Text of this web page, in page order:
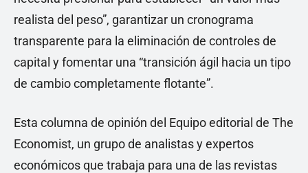
realista del peso”, garantizar un cronograma
transparente para la eliminación de controles de
capital y fomentar una “transición ágil hacia un tipo
de cambio completamente flotante”.
Esta columna de opinión del Equipo editorial de The
Economist, un grupo de analistas y expertos
económicos que trabaja para una de las revistas